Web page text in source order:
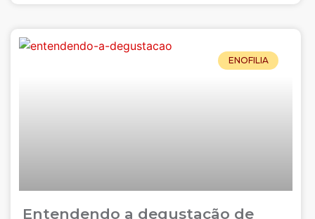
ENOFILIA
Entendendo a degustação de